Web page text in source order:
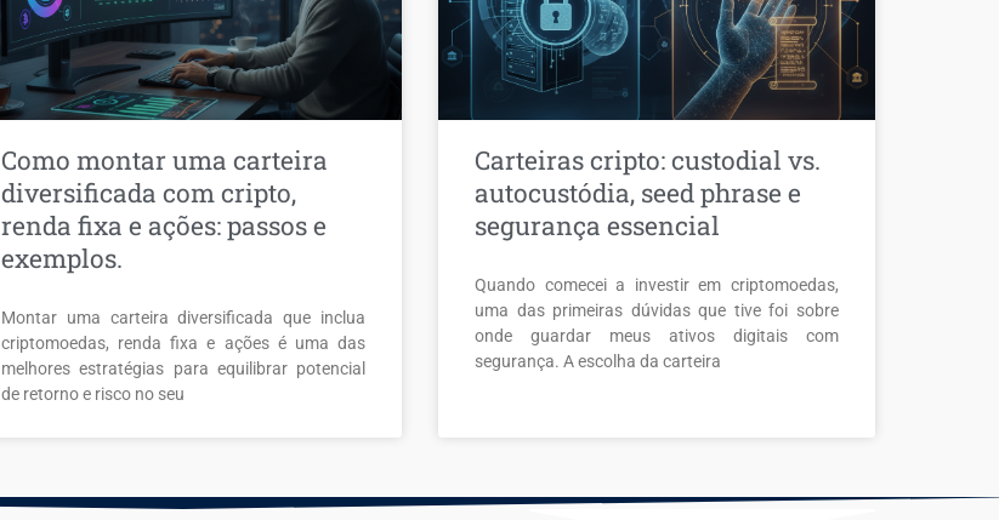
Como montar uma carteira
diversificada com cripto,
renda fixa e ações: passos e
exemplos.
Montar uma carteira diversificada que inclua
criptomoedas, renda fixa e ações é uma das
melhores estratégias para equilibrar potencial
de retorno e risco no seu
Carteiras cripto: custodial vs.
autocustódia, seed phrase e
segurança essencial
Quando comecei a investir em criptomoedas,
uma das primeiras dúvidas que tive foi sobre
onde guardar meus ativos digitais com
segurança. A escolha da carteira